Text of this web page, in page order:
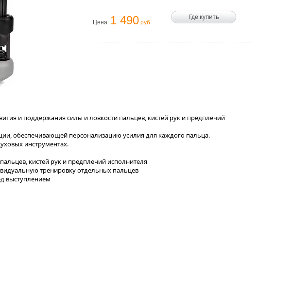
Цена: 1 490 руб.
Где купить
и поддержания силы и ловкости пальцев, кистей рук и предплечий
обеспечивающей персонализацию усилия для каждого пальца.
инструментах.
кистей рук и предплечий исполнителя
тренировку отдельных пальцев
выступлением